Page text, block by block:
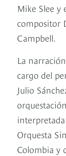
Mike Slee y
compositor
Campbell.
La
cargo del
Julio
Orquesta
Colombia y